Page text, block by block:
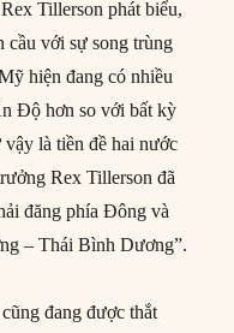
Tillerson phát biểu,
cầu với sự song trùng
hiện đang có nhiều
Độ hơn so với bất kỳ
là tiền đề hai nước
Rex Tillerson đã
đăng phía Đông và
– Thái Bình Dương”.
đang được thắt